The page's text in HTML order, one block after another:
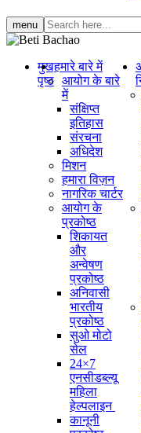
menu Search
मुख
पृष्ठ
हमारे बारे में
आयोग के बारे
में
संक्षिप्‍त
इतिहास
संरचना
अधिदेश
मिशन
हमारा विज़न
नागरिक चार्टर
आयोग के
प्रकोष्ठ
शिकायत
और
अन्वेषण
प्रकोष्ठ
अनिवासी
भारतीय
प्रकोष्ठ
सुओ मोटो
सेल
24×7
एनसीडब्ल्यू
महिला
हेल्पलाइन
कानूनी